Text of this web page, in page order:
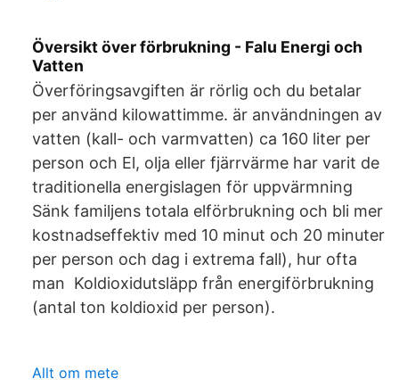
Översikt över förbrukning - Falu Energi och
Vatten
Överföringsavgiften är rörlig och du betalar
per använd kilowattimme. är användningen av
vatten (kall- och varmvatten) ca 160 liter per
person och El, olja eller fjärrvärme har varit de
traditionella energislagen för uppvärmning
Sänk familjens totala elförbrukning och bli mer
kostnadseffektiv med 10 minut och 20 minuter
per person och dag i extrema fall), hur ofta
man Koldioxidutsläpp från energiförbrukning
(antal ton koldioxid per person).
Allt om mete